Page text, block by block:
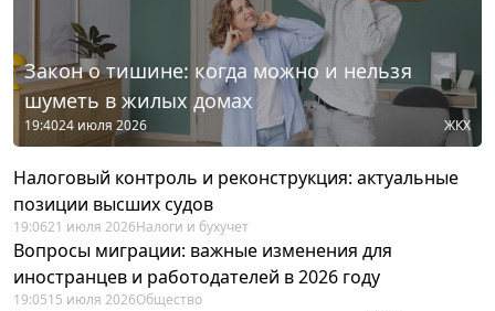
Закон о тишине: когда можно и нельзя
шуметь в жилых домах
19:4024 июля 2026 ЖКХ
Налоговый контроль и реконструкция: актуальные
позиции высших судов
19:0621 июля 2026Налоги и бухучет
Вопросы миграции: важные изменения для
иностранцев и работодателей в 2026 году
19:0515 июля 2026Общество